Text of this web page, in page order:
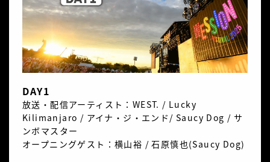
DAY1
放送・配信アーティスト：WEST. / Lucky
Kilimanjaro / アイナ・ジ・エンド/ Saucy Dog / サ
ンボマスター
オープニングゲスト：横山裕 / 石原慎也(Saucy Dog)